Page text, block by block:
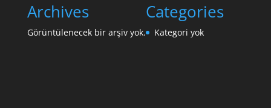
Archives
Görüntülenecek bir arşiv yok.
Categories
Kategori yok